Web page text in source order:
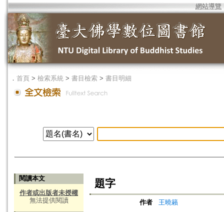
網站導覽
． 首頁 > 檢索系統 > 書目檢索 > 書目明細
閱讀本文
作者或出版者未授權
無法提供閱讀
題字
作者
王曉籟